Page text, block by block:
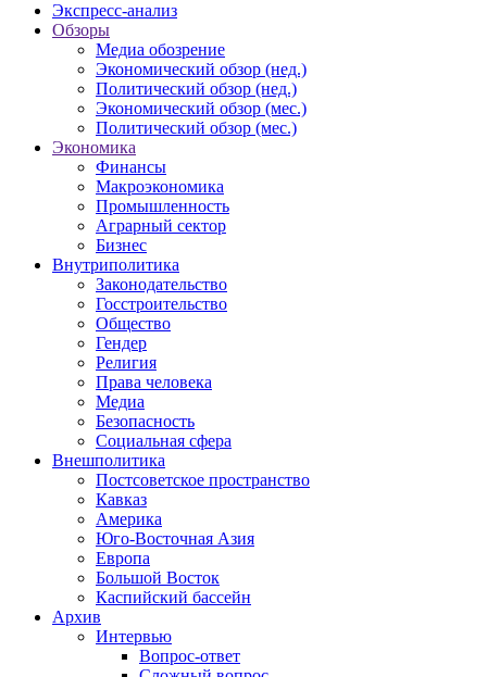
Экспресс-анализ
Обзоры
Медиа обозрение
Экономический обзор (нед.)
Политический обзор (нед.)
Экономический обзор (мес.)
Политический обзор (мес.)
Экономика
Финансы
Макроэкономика
Промышленность
Аграрный сектор
Бизнес
Внутриполитика
Законодательство
Госстроительство
Общество
Гендер
Религия
Права человека
Медиа
Безопасность
Социальная сфера
Внешполитика
Постсоветское пространство
Кавказ
Америка
Юго-Восточная Азия
Европа
Большой Восток
Каспийский бассейн
Архив
Интервью
Вопрос-ответ